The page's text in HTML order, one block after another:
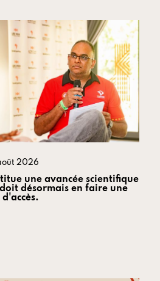
2026
une avancée scientifique
désormais en faire une